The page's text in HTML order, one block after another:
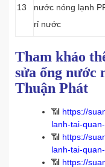
13
nước nóng lạnh
rỉ nước
Tham khảo
sửa ống nước
Thuận Phát
📶 https://
lanh-tai-
📶 https://
lanh-tai-
📶 https://